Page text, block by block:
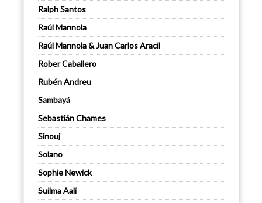
Ralph Santos
Raúl Mannola
Raúl Mannola & Juan Carlos Aracil
Rober Caballero
Rubén Andreu
Sambayá
Sebastián Chames
Sinouj
Solano
Sophie Newick
Suilma Aali